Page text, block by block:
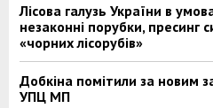
Лісова галузь України в
незаконні порубки, пресинг
«чорних лісорубів»
Добкіна помітили за новим
УПЦ МП